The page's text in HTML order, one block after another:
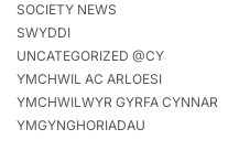
SOCIETY NEWS
SWYDDI
UNCATEGORIZED @CY
YMCHWIL AC ARLOESI
YMCHWILWYR GYRFA CYNNAR
YMGYNGHORIADAU